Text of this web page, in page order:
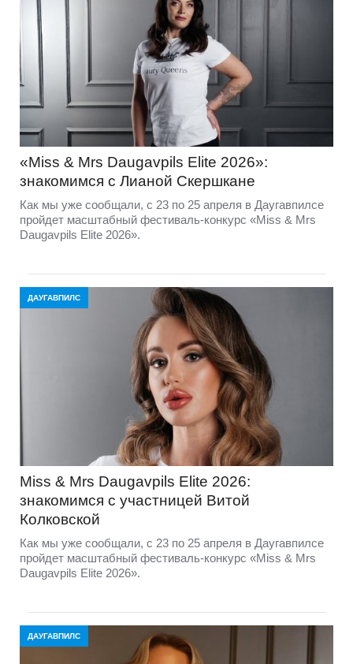
«Miss & Mrs Daugavpils Elite 2026»:
знакомимся с Лианой Скершкане
Как мы уже сообщали, с 23 по 25 апреля в Даугавпилсе
пройдет масштабный фестиваль-конкурс «Miss & Mrs
Daugavpils Elite 2026».
ДАУГАВПИЛС
Miss & Mrs Daugavpils Elite 2026:
знакомимся с участницей Витой
Колковской
Как мы уже сообщали, с 23 по 25 апреля в Даугавпилсе
пройдет масштабный фестиваль-конкурс «Miss & Mrs
Daugavpils Elite 2026».
ДАУГАВПИЛС